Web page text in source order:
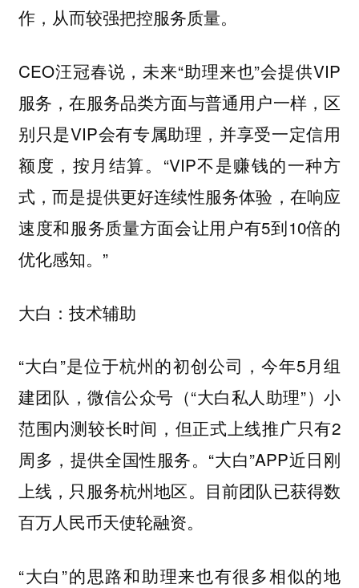
作，从而较强把控服务质量。
CEO汪冠春说，未来“助理来也”会提供VIP
服务，在服务品类方面与普通用户一样，区
别只是VIP会有专属助理，并享受一定信用
额度，按月结算。“VIP不是赚钱的一种方
式，而是提供更好连续性服务体验，在响应
速度和服务质量方面会让用户有5到10倍的
优化感知。”
大白：技术辅助
“大白”是位于杭州的初创公司，今年5月组
建团队，微信公众号（“大白私人助理”）小
范围内测较长时间，但正式上线推广只有2
周多，提供全国性服务。“大白”APP近日刚
上线，只服务杭州地区。目前团队已获得数
百万人民币天使轮融资。
“大白”的思路和助理来也有很多相似的地